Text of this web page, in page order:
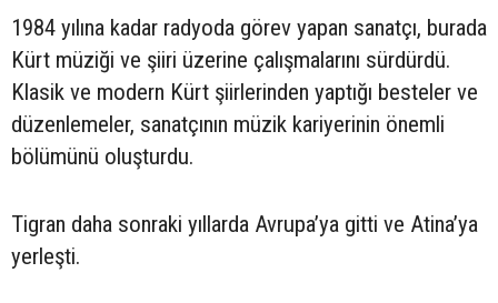
1984 yılına kadar radyoda görev yapan sanatçı, burada
Kürt müziği ve şiiri üzerine çalışmalarını sürdürdü.
Klasik ve modern Kürt şiirlerinden yaptığı besteler ve
düzenlemeler, sanatçının müzik kariyerinin önemli
bölümünü oluşturdu.
Tigran daha sonraki yıllarda Avrupa’ya gitti ve Atina’ya
yerleşti.